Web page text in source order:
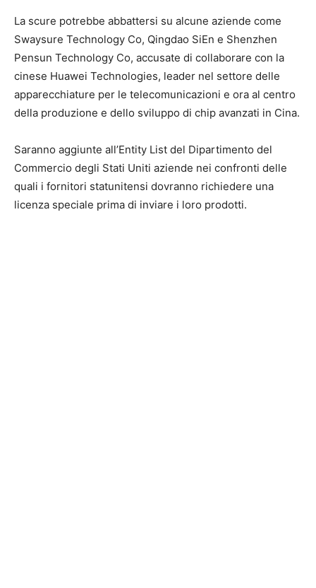
La scure potrebbe abbattersi su alcune aziende come
Swaysure Technology Co, Qingdao SiEn e Shenzhen
Pensun Technology Co, accusate di collaborare con la
cinese Huawei Technologies, leader nel settore delle
apparecchiature per le telecomunicazioni e ora al centro
della produzione e dello sviluppo di chip avanzati in Cina.
Saranno aggiunte all’Entity List del Dipartimento del
Commercio degli Stati Uniti aziende nei confronti delle
quali i fornitori statunitensi dovranno richiedere una
licenza speciale prima di inviare i loro prodotti.